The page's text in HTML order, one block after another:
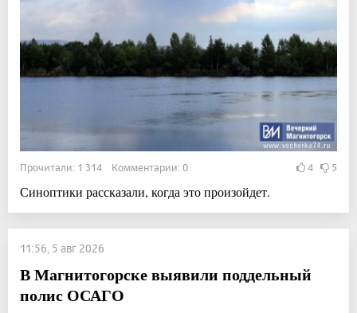
Прочитали: 1 314 Комментарии: 0 4 5
Синоптики рассказали, когда это произойдет.
11:56, 5 авг 2026
В Магнитогорске выявили поддельный
полис ОСАГО